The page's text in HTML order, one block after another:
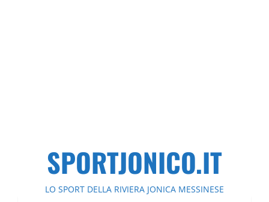
SPORTJONICO.IT
LO SPORT DELLA RIVIERA JONICA MESSINESE